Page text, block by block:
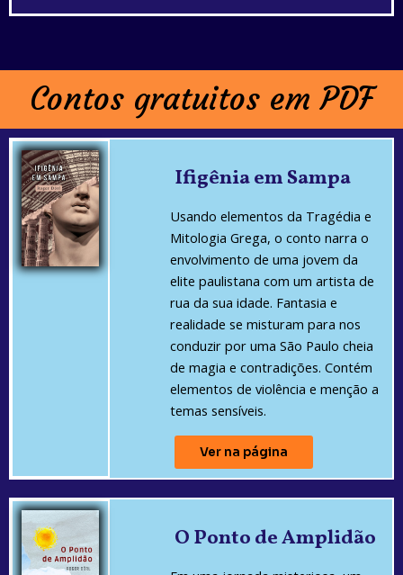
Contos gratuitos em PDF
Ifigênia em Sampa
Usando elementos da Tragédia e
Mitologia Grega, o conto narra o
envolvimento de uma jovem da
elite paulistana com um artista de
rua da sua idade. Fantasia e
realidade se misturam para nos
conduzir por uma São Paulo cheia
de magia e contradições. Contém
elementos de violência e menção a
temas sensíveis.
Ver na página
O Ponto de Amplidão